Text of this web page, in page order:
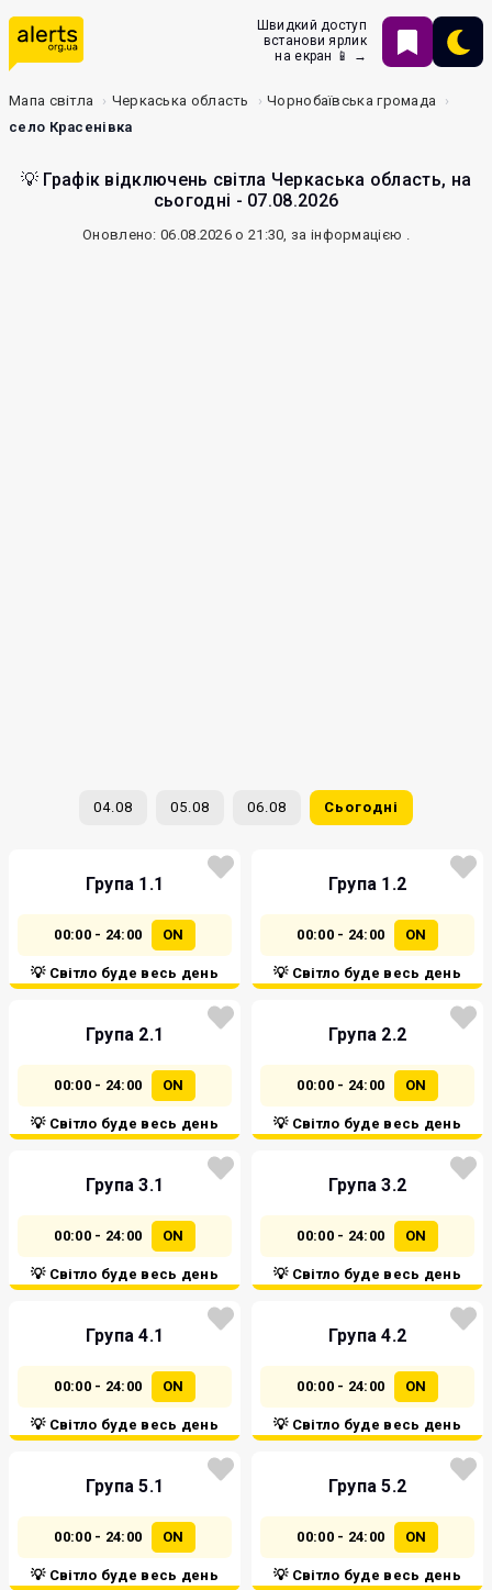
Швидкий доступ
встанови ярлик
на екран 📱 →
Мапа світла Черкаська область
Чорнобаївська громада
село Красенівка
💡 Графік відключень світла Черкаська область, на
сьогодні - 07.08.2026
Оновлено: 06.08.2026 о 21:30, за інформацією .
04.08 05.08 06.08 Сьогодні
Група 1.1
00:00 - 24:00 ON
💡 Світло буде весь день
Група 1.2
00:00 - 24:00 ON
💡 Світло буде весь день
Група 2.1
00:00 - 24:00 ON
💡 Світло буде весь день
Група 2.2
00:00 - 24:00 ON
💡 Світло буде весь день
Група 3.1
00:00 - 24:00 ON
💡 Світло буде весь день
Група 3.2
00:00 - 24:00 ON
💡 Світло буде весь день
Група 4.1
00:00 - 24:00 ON
💡 Світло буде весь день
Група 4.2
00:00 - 24:00 ON
💡 Світло буде весь день
Група 5.1
00:00 - 24:00 ON
💡 Світло буде весь день
Група 5.2
00:00 - 24:00 ON
💡 Світло буде весь день